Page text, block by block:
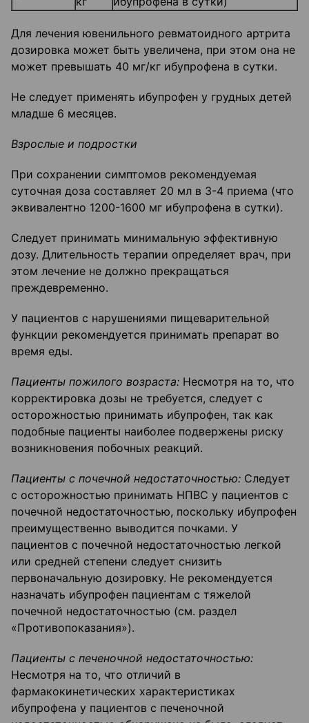
Для лечения ювенильного ревматоидного артрита
дозировка может быть увеличена, при этом она не
может превышать 40 мг/кг ибупрофена в сутки.
Не следует применять ибупрофен у грудных детей
младше 6 месяцев.
Взрослые и подростки
При сохранении симптомов рекомендуемая
суточная доза составляет 20 мл в 3-4 приема (что
эквивалентно 1200-1600 мг ибупрофена в сутки).
Следует принимать минимальную эффективную
дозу. Длительность терапии определяет врач, при
этом лечение не должно прекращаться
преждевременно.
У пациентов с нарушениями пищеварительной
функции рекомендуется принимать препарат во
время еды.
Пациенты пожилого возраста: Несмотря на то, что
корректировка дозы не требуется, следует с
осторожностью принимать ибупрофен, так как
подобные пациенты наиболее подвержены риску
возникновения побочных реакций.
Пациенты с почечной недостаточностью: Следует
с осторожностью принимать НПВС у пациентов с
почечной недостаточностью, поскольку ибупрофен
преимущественно выводится почками. У
пациентов с почечной недостаточностью легкой
или средней степени следует снизить
первоначальную дозировку. Не рекомендуется
назначать ибупрофен пациентам с тяжелой
почечной недостаточностью (см. раздел
«Противопоказания»).
Пациенты с печеночной недостаточностью:
Несмотря на то, что отличий в
фармакокинетических характеристиках
ибупрофена у пациентов с печеночной